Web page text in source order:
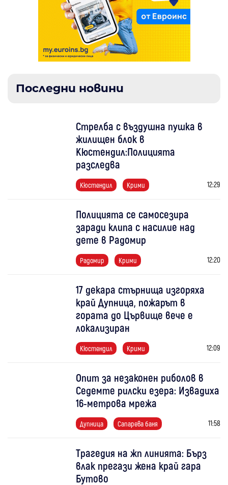
Последни новини
Стрелба с въздушна пушка в
жилищен блок в
Кюстендил:Полицията
разследва
Кюстендил Крими 12:29
Полицията се самосезира
заради клипа с насилие над
дете в Радомир
Радомир Крими 12:20
17 декара стърнища изгоряха
край Дупница, пожарът в
гората до Цървище вече е
локализиран
Кюстендил Крими 12:09
Опит за незаконен риболов в
Седемте рилски езера: Извадиха
16-метрова мрежа
Дупница Сапарева баня 11:58
Трагедия на жп линията: Бърз
влак прегази жена край гара
Бутово